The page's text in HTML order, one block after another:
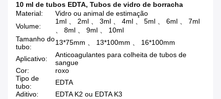
10 ml de tubos EDTA, Tubos de vidro de borracha
Material:
Vidro ou animal de estimação
Volume:
1ml 、 2ml 、 3ml 、 4ml 、 5ml 、 6ml 、 7ml
、 8ml 、 9ml 、 10ml
Tamanho do
tubo:
13*75mm 、 13*100mm 、 16*100mm
Aplicativo:
Anticoagulantes para colheita de tubos de
sangue
Cor:
roxo
Tipo de
tubo:
EDTA
Aditivo:
EDTA K2 ou EDTA K3